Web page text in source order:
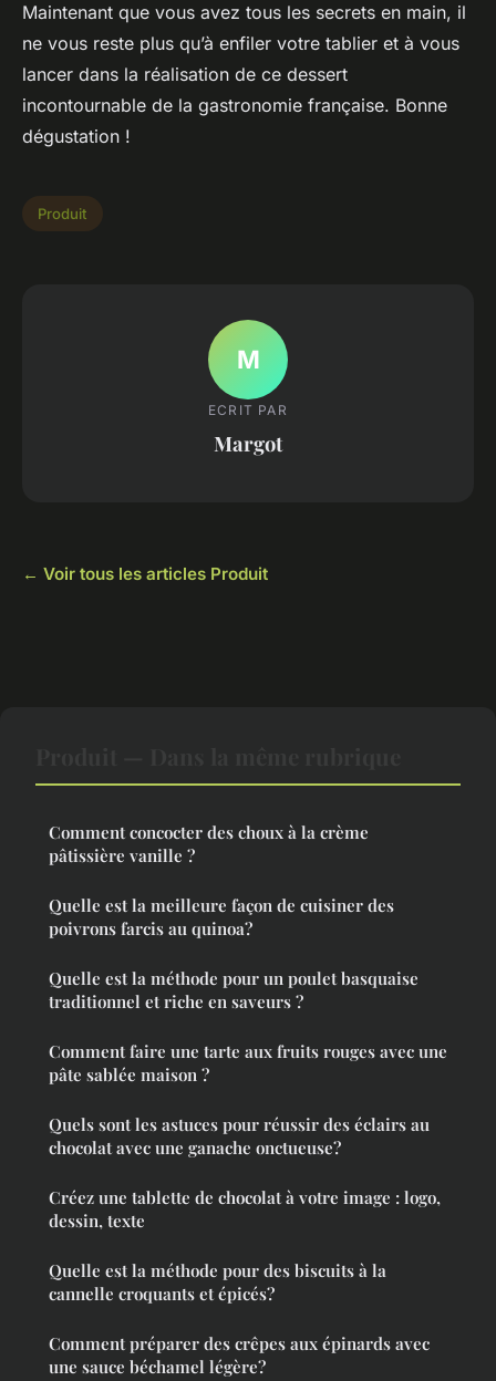
Maintenant que vous avez tous les secrets en main, il
ne vous reste plus qu’à enfiler votre tablier et à vous
lancer dans la réalisation de ce dessert
incontournable de la gastronomie française. Bonne
dégustation !
Produit
M
ECRIT PAR
Margot
← Voir tous les articles Produit
Comment concocter des choux à la crème
pâtissière vanille ?
Quelle est la meilleure façon de cuisiner des
poivrons farcis au quinoa?
Quelle est la méthode pour un poulet basquaise
traditionnel et riche en saveurs ?
Comment faire une tarte aux fruits rouges avec une
pâte sablée maison ?
Quels sont les astuces pour réussir des éclairs au
chocolat avec une ganache onctueuse?
Créez une tablette de chocolat à votre image : logo,
dessin, texte
Quelle est la méthode pour des biscuits à la
cannelle croquants et épicés?
Comment préparer des crêpes aux épinards avec
une sauce béchamel légère?